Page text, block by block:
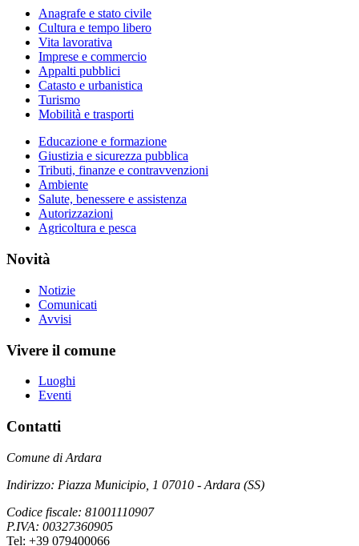
Anagrafe e stato civile
Cultura e tempo libero
Vita lavorativa
Imprese e commercio
Appalti pubblici
Catasto e urbanistica
Turismo
Mobilità e trasporti
Educazione e formazione
Giustizia e sicurezza pubblica
Tributi, finanze e contravvenzioni
Ambiente
Salute, benessere e assistenza
Autorizzazioni
Agricoltura e pesca
Novità
Notizie
Comunicati
Avvisi
Vivere il comune
Luoghi
Eventi
Contatti
Comune di Ardara
Indirizzo: Piazza Municipio, 1 07010 - Ardara (SS)
Codice fiscale: 81001110907
P.IVA: 00327360905
Tel: +39 079400066